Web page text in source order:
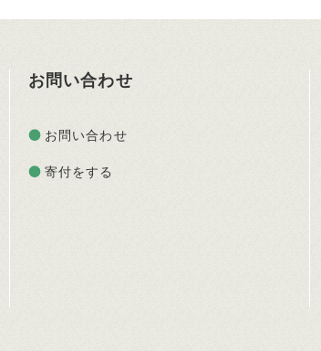
お問い合わせ
お問い合わせ
寄付をする